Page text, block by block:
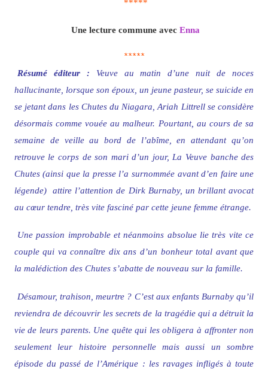
Une lecture commune avec Enna
*****
Résumé éditeur : Veuve au matin d’une nuit de noces
hallucinante, lorsque son époux, un jeune pasteur, se suicide en
se jetant dans les Chutes du Niagara, Ariah Littrell se considère
désormais comme vouée au malheur. Pourtant, au cours de sa
semaine de veille au bord de l’abîme, en attendant qu’on
retrouve le corps de son mari d’un jour, La Veuve banche des
Chutes (ainsi que la presse l’a surnommée avant d’en faire une
légende) attire l’attention de Dirk Burnaby, un brillant avocat
au cœur tendre, très vite fasciné par cette jeune femme étrange.
Une passion improbable et néanmoins absolue lie très vite ce
couple qui va connaître dix ans d’un bonheur total avant que
la malédiction des Chutes s’abatte de nouveau sur la famille.
Désamour, trahison, meurtre ? C’est aux enfants Burnaby qu’il
reviendra de découvrir les secrets de la tragédie qui a détruit la
vie de leurs parents. Une quête qui les obligera à affronter non
seulement leur histoire personnelle mais aussi un sombre
épisode du passé de l’Amérique : les ravages infligés à toute